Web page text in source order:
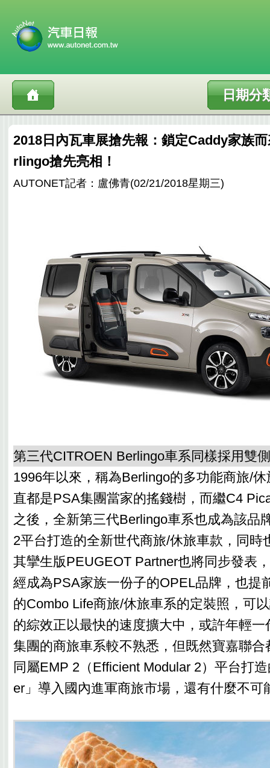
日期分
2018日內瓦車展搶先報：鎖定Caddy家族
rlingo搶先亮相！
AUTONET記者：盧佛青(02/21/2018星期三)
第三代CITROEN Berlingo車系同樣採用雙
1996年以來，稱為Berlingo的多功能商旅/
直都是PSA集團當家的搖錢樹，而繼C4
之後，全新第三代Berlingo車系也成為該品
2平台打造的全新世代商旅/休旅車款，同時
其攣生版PEUGEOT Partner也將同步發表
經成為PSA家族一份子的OPEL品牌，也提
的Combo Life商旅/休旅車系的定裝照，可
的綜效正以最快的速度擴大中，或許年輕
集團的商旅車系較不熟悉，但既然寶嘉聯
同屬EMP 2（Efficient Modular 2）平台打
er」導入國內進軍商旅市場，還有什麼不可